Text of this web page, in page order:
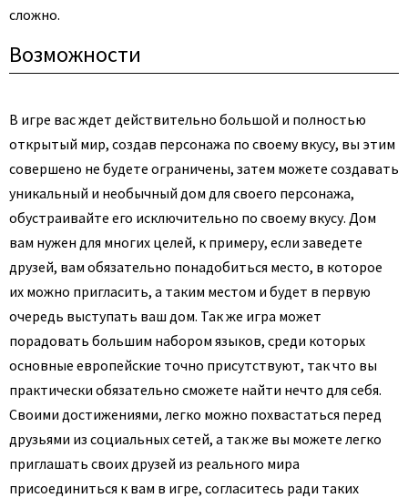
сложно.
Возможности
В игре вас ждет действительно большой и полностью
открытый мир, создав персонажа по своему вкусу, вы этим
совершено не будете ограничены, затем можете создавать
уникальный и необычный дом для своего персонажа,
обустраивайте его исключительно по своему вкусу. Дом
вам нужен для многих целей, к примеру, если заведете
друзей, вам обязательно понадобиться место, в которое
их можно пригласить, а таким местом и будет в первую
очередь выступать ваш дом. Так же игра может
порадовать большим набором языков, среди которых
основные европейские точно присутствуют, так что вы
практически обязательно сможете найти нечто для себя.
Своими достижениями, легко можно похвастаться перед
друзьями из социальных сетей, а так же вы можете легко
приглашать своих друзей из реального мира
присоединиться к вам в игре, согласитесь ради таких